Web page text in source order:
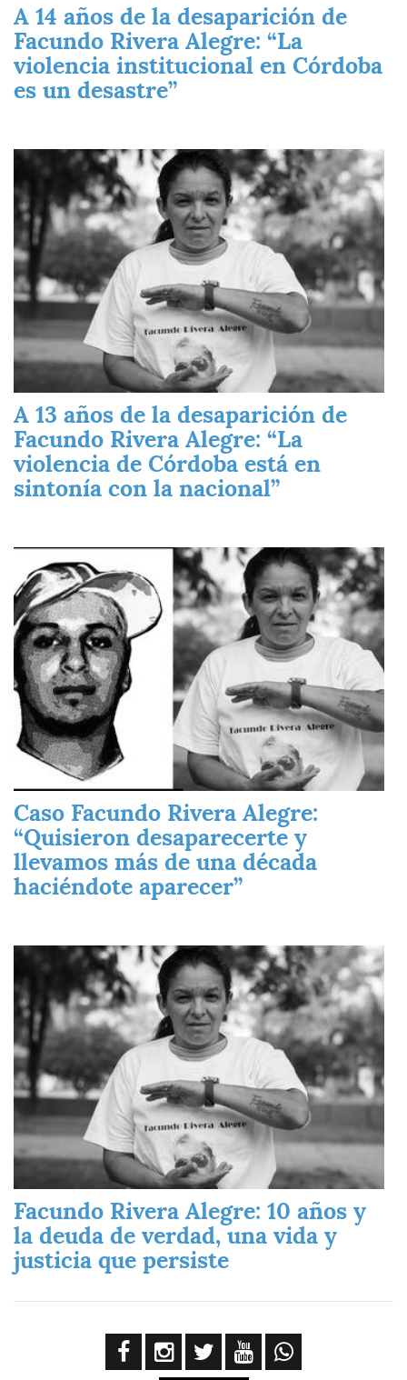
A 14 años de la desaparición de
Facundo Rivera Alegre: “La
violencia institucional en Córdoba
es un desastre”
Imagen
A 13 años de la desaparición de
Facundo Rivera Alegre: “La
violencia de Córdoba está en
sintonía con la nacional”
Caso Facundo Rivera Alegre:
“Quisieron desaparecerte y
llevamos más de una década
haciéndote aparecer”
Imagen
Facundo Rivera Alegre: 10 años y
la deuda de verdad, una vida y
justicia que persiste